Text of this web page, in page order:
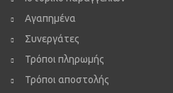
Αγαπημένα
Συνεργάτες
Τρόποι πληρωμής
Τρόποι αποστολής